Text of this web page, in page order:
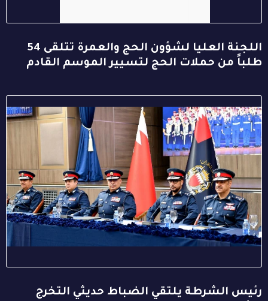
اللجنة العليا لشؤون الحج والعمرة تتلقى 54
طلباً من حملات الحج لتسيير الموسم القادم
رئيس الشرطة يلتقي الضباط حديثي التخرج